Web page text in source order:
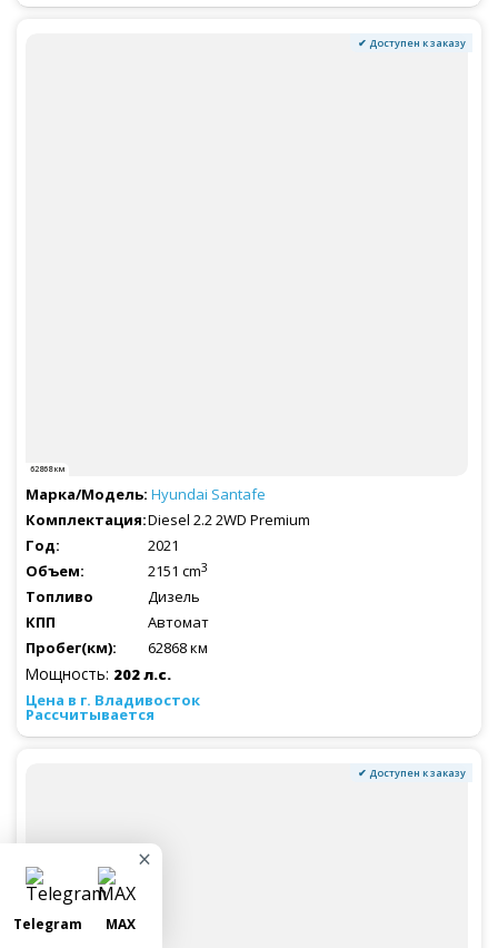
✔ Доступен к заказу
62868 км
Hyundai Santafe
Diesel 2.2 2WD Premium
2021
2151 cm3
Дизель
Автомат
62868 км
Мощность: 202 л.с.
Рассчитывается
✔ Доступен к заказу
×
Telegram MAX